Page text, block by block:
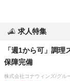
求人特集
「週1から可」調
保障完備
株式会社コナウィンズ/グル